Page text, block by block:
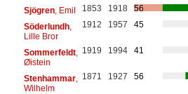
Sjögren, Emil 1853 1918
56
Söderlundh,
Lille Bror
1912 1957 45
Sommerfeldt,
Øistein
1919 1994 41
Stenhammar,
Wilhelm
1871 1927 56